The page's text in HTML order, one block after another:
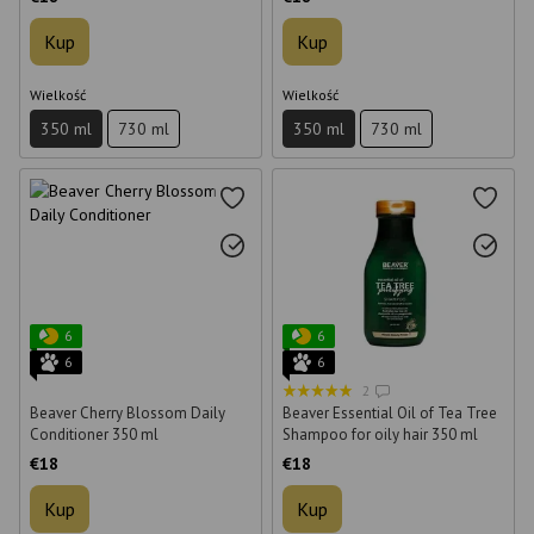
Kup
Wielkość
350 ml 730 ml
Kup
Wielkość
350 ml 730 ml
6
6
Beaver Cherry Blossom Daily
Conditioner 350 ml
€18
Kup
6
6
2
Beaver Essential Oil of Tea Tree
Shampoo for oily hair 350 ml
€18
Kup